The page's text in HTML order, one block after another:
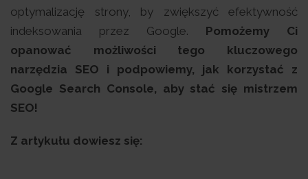
optymalizację strony, by zwiększyć efektywność
indeksowania przez Google. Pomożemy Ci
opanować możliwości tego kluczowego
narzędzia SEO i podpowiemy, jak korzystać z
Google Search Console, aby stać się mistrzem
SEO!
Z artykułu dowiesz się: